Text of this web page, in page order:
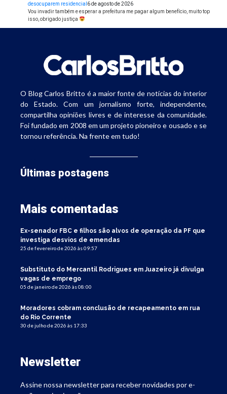
desocuparem residencial 6 de agosto de 2026
Vou invadir também e esperar a prefeitura me pagar algum benefício, muito top
isso, obrigado justiça
O Blog Carlos Britto é a maior fonte de notícias do interior
do Estado. Com um jornalismo forte, independente,
compartilha opiniões livres e de interesse da comunidade.
Foi fundado em 2008 em um projeto pioneiro e ousado e se
tornou referência. Na frente em tudo!
Últimas postagens
Mais comentadas
Ex-senador FBC e filhos são alvos de operação da PF que
investiga desvios de emendas
25 de fevereiro de 2026 às 09:57
Substituto do Mercantil Rodrigues em Juazeiro já divulga
vagas de emprego
05 de janeiro de 2026 às 08:00
Moradores cobram conclusão de recapeamento em rua
do Rio Corrente
30 de julho de 2026 às 17:33
Newsletter
Assine nossa newsletter para receber novidades por e-